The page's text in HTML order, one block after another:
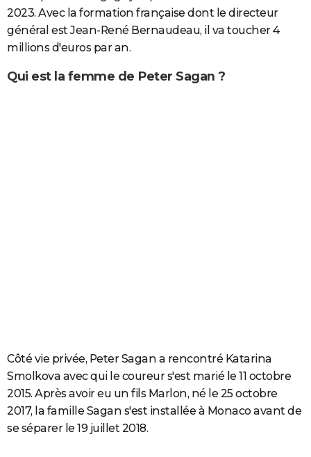
2023. Avec la formation française dont le directeur
général est Jean-René Bernaudeau, il va toucher 4
millions d'euros par an.
Qui est la femme de Peter Sagan ?
Côté vie privée, Peter Sagan a rencontré Katarina
Smolkova avec qui le coureur s'est marié le 11 octobre
2015. Après avoir eu un fils Marlon, né le 25 octobre
2017, la famille Sagan s'est installée à Monaco avant de
se séparer le 19 juillet 2018.